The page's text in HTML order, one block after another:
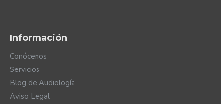
Información
Conócenos
Servicios
Blog de Audiología
Aviso Legal